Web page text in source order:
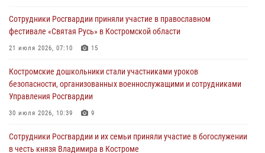
Костромские дошкольники стали участниками уроков
безопасности, организованных военнослужащими и сотрудниками
30 июля 2026, 10:39 9
Костромичи активно используют портал «Единых государственных
услуг» для получения услуг по линии Росгвардии
Сотрудники Росгвардии приняли участие в православном
фестивале «Святая Русь» в Костромской области
21 июля 2026, 07:10 15
Костромские дошкольники стали участниками уроков
безопасности, организованных военнослужащими и сотрудниками
Управления Росгвардии
30 июля 2026, 10:39 9
Cотрудники Росгвардии и их семьи приняли участие в богослужении
в честь князя Владимира в Костроме